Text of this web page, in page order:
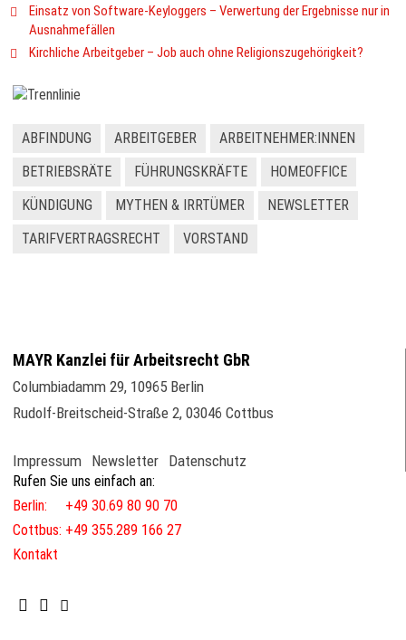
Einsatz von Software-Keyloggers – Verwertung der Ergebnisse nur in
Ausnahmefällen
Kirchliche Arbeitgeber – Job auch ohne Religionszugehörigkeit?
ABFINDUNG ARBEITGEBER
ARBEITNEHMER:INNEN
BETRIEBSRÄTE
FÜHRUNGSKRÄFTE
HOMEOFFICE
KÜNDIGUNG
MYTHEN & IRRTÜMER
NEWSLETTER
TARIFVERTRAGSRECHT
VORSTAND
MAYR Kanzlei für Arbeitsrecht GbR
Columbiadamm 29, 10965 Berlin
Rudolf-Breitscheid-Straße 2, 03046 Cottbus
Impressum Newsletter Datenschutz
Rufen Sie uns einfach an:
Berlin: +49 30.69 80 90 70
Cottbus: +49 355.289 166 27
Kontakt